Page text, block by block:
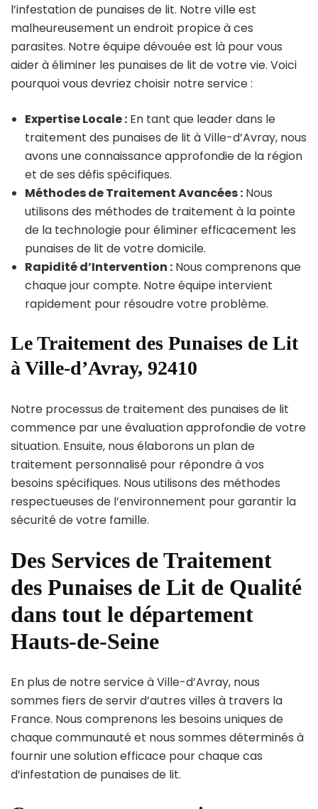
l’infestation de punaises de lit. Notre ville est
malheureusement un endroit propice à ces
parasites. Notre équipe dévouée est là pour vous
aider à éliminer les punaises de lit de votre vie. Voici
pourquoi vous devriez choisir notre service :
Expertise Locale : En tant que leader dans le
traitement des punaises de lit à Ville-d’Avray, nous
avons une connaissance approfondie de la région
et de ses défis spécifiques.
Méthodes de Traitement Avancées : Nous
utilisons des méthodes de traitement à la pointe
de la technologie pour éliminer efficacement les
punaises de lit de votre domicile.
Rapidité d’Intervention : Nous comprenons que
chaque jour compte. Notre équipe intervient
rapidement pour résoudre votre problème.
Le Traitement des Punaises de Lit
à Ville-d’Avray, 92410
Notre processus de traitement des punaises de lit
commence par une évaluation approfondie de votre
situation. Ensuite, nous élaborons un plan de
traitement personnalisé pour répondre à vos
besoins spécifiques. Nous utilisons des méthodes
respectueuses de l’environnement pour garantir la
sécurité de votre famille.
Des Services de Traitement
des Punaises de Lit de Qualité
dans tout le département
Hauts-de-Seine
En plus de notre service à Ville-d’Avray, nous
sommes fiers de servir d’autres villes à travers la
France. Nous comprenons les besoins uniques de
chaque communauté et nous sommes déterminés à
fournir une solution efficace pour chaque cas
d’infestation de punaises de lit.